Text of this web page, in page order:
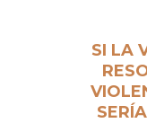
SI LA